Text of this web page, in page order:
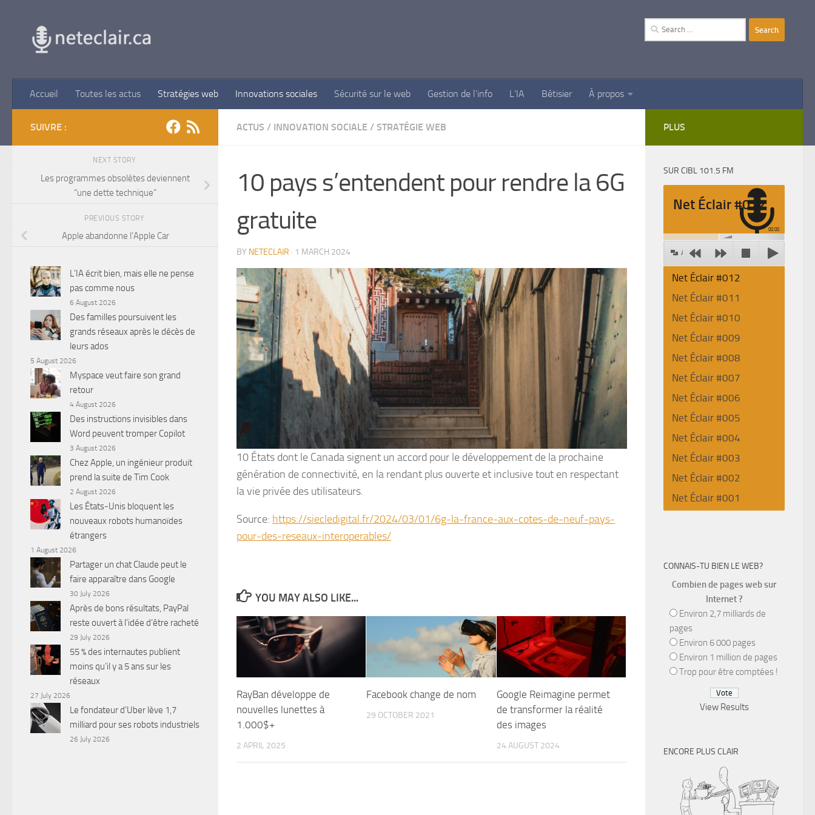
Search
for:
Accueil Toutes les actus Stratégies web Innovations sociales Sécurité sur le web Gestion de l’info L’IA Bêtisier À propos
ACTUS / INNOVATION SOCIALE / STRATÉGIE WEB
10 pays s’entendent pour rendre la 6G
gratuite
BY NETECLAIR · 1 MARCH 2024
10 États dont le Canada signent un accord pour le développement de la prochaine
génération de connectivité, en la rendant plus ouverte et inclusive tout en respectant
la vie privée des utilisateurs.
Source: https://siecledigital.fr/2024/03/01/6g-la-france-aux-cotes-de-neuf-pays-
pour-des-reseaux-interoperables/
YOU MAY ALSO LIKE...
RayBan développe de
nouvelles lunettes à
1.000$+
2 APRIL 2025
Facebook change de nom
29 OCTOBER 2021
Google Reimagine permet
de transformer la réalité
des images
24 AUGUST 2024
SUIVRE :
NEXT STORY
Les programmes obsolètes deviennent
“une dette technique”
PREVIOUS STORY
Apple abandonne l’Apple Car
L’IA écrit bien, mais elle ne pense
pas comme nous
6 August 2026
Des familles poursuivent les
grands réseaux après le décès de
leurs ados
5 August 2026
Myspace veut faire son grand
retour
4 August 2026
Des instructions invisibles dans
Word peuvent tromper Copilot
3 August 2026
Chez Apple, un ingénieur produit
prend la suite de Tim Cook
2 August 2026
Les États-Unis bloquent les
nouveaux robots humanoïdes
étrangers
1 August 2026
Partager un chat Claude peut le
faire apparaître dans Google
30 July 2026
Après de bons résultats, PayPal
reste ouvert à l’idée d’être racheté
29 July 2026
55 % des internautes publient
moins qu’il y a 5 ans sur les
réseaux
27 July 2026
Le fondateur d’Uber lève 1,7
milliard pour ses robots industriels
26 July 2026
PLUS
SUR CIBL 101.5 FM
Net Éclair #012
00:00
Agrandir
Net Éclair #012
Net Éclair #011
Net Éclair #010
Net Éclair #009
Net Éclair #008
Net Éclair #007
Net Éclair #006
Net Éclair #005
Net Éclair #004
Net Éclair #003
Net Éclair #002
Net Éclair #001
CONNAIS-TU BIEN LE WEB?
Combien de pages web sur
Internet ?
Environ 2,7 milliards de
pages
Environ 6 000 pages
Environ 1 million de pages
Trop pour être comptées !
View Results
ENCORE PLUS CLAIR